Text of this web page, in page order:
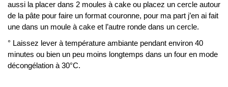
aussi la placer dans 2 moules à cake ou placez un cercle autour
de la pâte pour faire un format couronne, pour ma part j’en ai fait
une dans un moule à cake et l’autre ronde dans un cercle.
° Laissez lever à température ambiante pendant environ 40
minutes ou bien un peu moins longtemps dans un four en mode
décongélation à 30°C.